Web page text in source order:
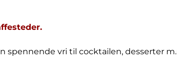
vri til cocktailen, desserter